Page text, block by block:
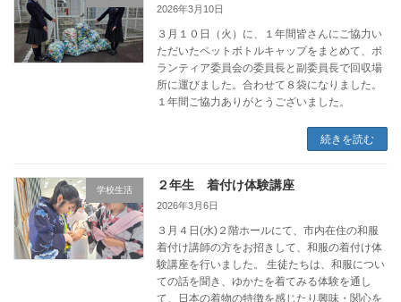
2026年3月10日
３月１０日（火）に、１年間皆さんにご協力い
ただいたペットボトルキャップをまとめて、ボ
ランティア委員会の委員長と副委員長で回収場
所に運びました。合わせて８袋になりました。
１年間ご協力ありがとうございました。
続きを読む
学校生活 ２年生 着付け体験講座
2026年3月6日
３月４日(水)２階ホールにて、市内在住の和服
着付け講師の方をお招きして、和服の着付け体
験講座を行いました。 生徒たちは、和服につい
ての話を聞き、ゆかたを着てみる体験を通し
て、日本の着物の特徴を感じたり興味・関心を